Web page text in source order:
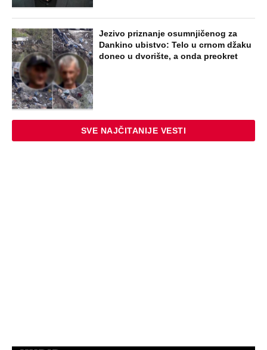
Jezivo priznanje osumnjičenog za
Dankino ubistvo: Telo u crnom džaku
doneo u dvorište, a onda preokret
SVE NAJČITANIJE VESTI